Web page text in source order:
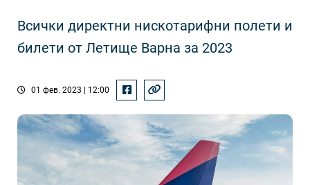
Всички директни нискотарифни полети и
билети от Летище Варна за 2023
01 фев. 2023 | 12:00